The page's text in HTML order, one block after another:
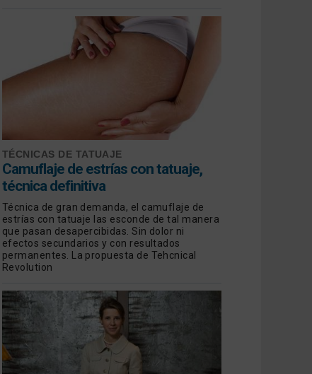
TÉCNICAS DE TATUAJE
Camuflaje de estrías con tatuaje,
técnica definitiva
Técnica de gran demanda, el camuflaje de
estrías con tatuaje las esconde de tal manera
que pasan desapercibidas. Sin dolor ni
efectos secundarios y con resultados
permanentes. La propuesta de Tehcnical
Revolution